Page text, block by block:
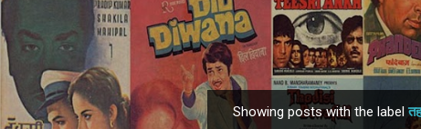
Showing posts with the label